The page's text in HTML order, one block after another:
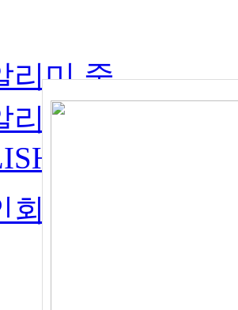
리미 중
미 고
회원가입